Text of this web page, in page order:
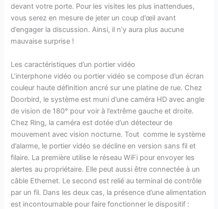
devant votre porte. Pour les visites les plus inattendues,
vous serez en mesure de jeter un coup d’œil avant
d’engager la discussion. Ainsi, il n’y aura plus aucune
mauvaise surprise !
Les caractéristiques d’un portier vidéo
L’interphone vidéo ou portier vidéo se compose d’un écran
couleur haute définition ancré sur une platine de rue. Chez
Doorbird, le système est muni d’une caméra HD avec angle
de vision de 180° pour voir à l’extrême gauche et droite.
Chez Ring, la caméra est dotée d’un détecteur de
mouvement avec vision nocturne. Tout comme le système
d’alarme, le portier vidéo se décline en version sans fil et
filaire. La première utilise le réseau WiFi pour envoyer les
alertes au propriétaire. Elle peut aussi être connectée à un
câble Ethernet. Le second est relié au terminal de contrôle
par un fil. Dans les deux cas, la présence d’une alimentation
est incontournable pour faire fonctionner le dispositif :